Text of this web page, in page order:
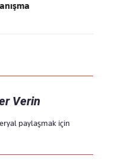
Verin
paylaşmak için